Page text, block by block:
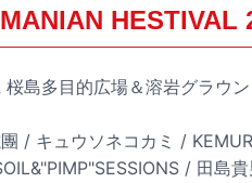
HESTIVAL
島多目的広場＆溶岩グラウン
/ キュウソネコカミ /
/ 田島